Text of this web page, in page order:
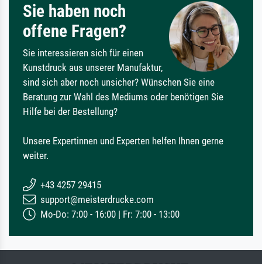
Sie haben noch
offene Fragen?
Sie interessieren sich für einen
Kunstdruck aus unserer Manufaktur,
sind sich aber noch unsicher? Wünschen Sie eine
Beratung zur Wahl des Mediums oder benötigen Sie
Hilfe bei der Bestellung?
Unsere Expertinnen und Experten helfen Ihnen gerne
weiter.
+43 4257 29415
support@meisterdrucke.com
Mo-Do: 7:00 - 16:00 | Fr: 7:00 - 13:00